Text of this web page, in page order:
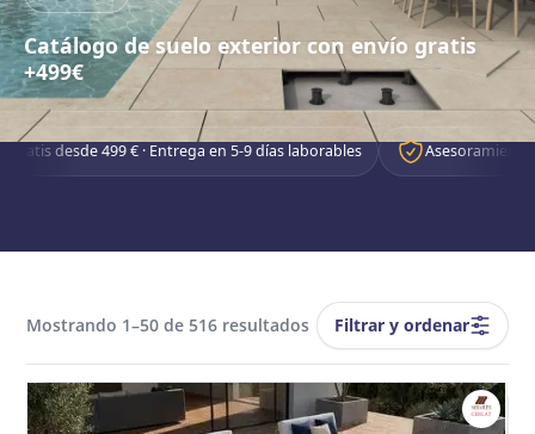
Catálogo de suelo exterior con envío gratis
+499€
€ · Entrega en 5-9 días laborables Asesoramiento experto para
Mostrando 1–50 de 516 resultados Filtrar y ordenar